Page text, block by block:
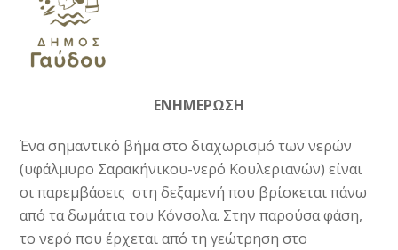
ΕΝΗΜΕΡΩΣΗ
Ένα σημαντικό βήμα στο διαχωρισμό των νερών
(υφάλμυρο Σαρακήνικου-νερό Κουλεριανών) είναι
οι παρεμβάσεις στη δεξαμενή που βρίσκεται πάνω
από τα δωμάτια του Κόνσολα. Στην παρούσα φάση,
το νερό που έρχεται από τη γεώτρηση στο